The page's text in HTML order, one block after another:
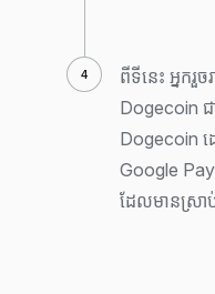
ពីទីនេះ អ្នករួ
Dogecoin ជ
Dogecoin
Google
ដែលមានស្រា